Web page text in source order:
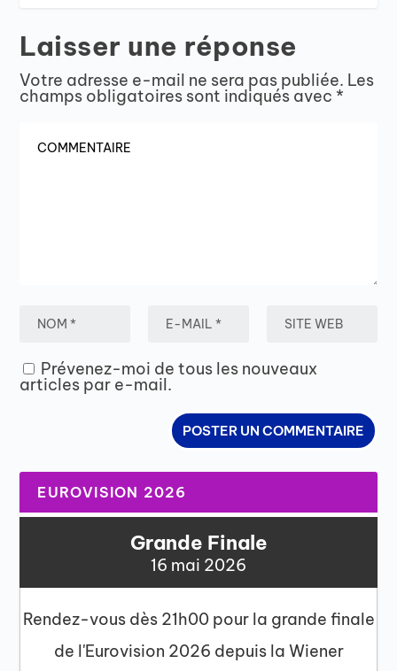
Laisser une réponse
Votre adresse e-mail ne sera pas publiée. Les
champs obligatoires sont indiqués avec *
Prévenez-moi de tous les nouveaux
articles par e-mail.
EUROVISION 2026
Grande Finale
16 mai 2026
Rendez-vous dès 21h00 pour la grande finale
de l'Eurovision 2026 depuis la Wiener